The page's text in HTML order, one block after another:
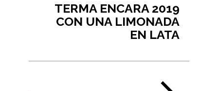
TERMA ENCARA 2019
CON UNA LIMONADA
EN LATA